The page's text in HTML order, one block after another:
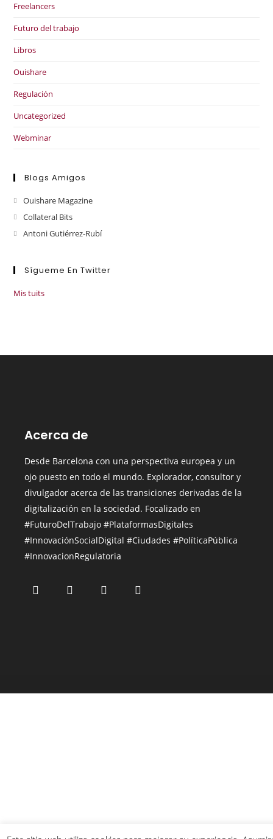
Freelancers
Futuro del trabajo
Libros
Ouishare
Regulación
Uncategorized
Webminar
Blogs Amigos
Ouishare Magazine
Collateral Bits
Antoni Gutiérrez-Rubí
Sígueme En Twitter
Mis tuits
Acerca de
Desde Barcelona con una perspectiva europea y un
ojo puesto en todo el mundo. Explorador, consultor y
divulgador acerca de las transiciones derivadas de la
digitalización en la sociedad. Focalizado en
#FuturoDelTrabajo #PlataformasDigitales
#InnovaciónSocialDigital #Ciudades #PolíticaPública
#InnovacionRegulatoria